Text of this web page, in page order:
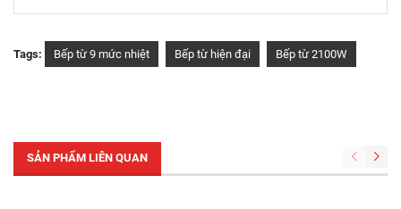
Tags: Bếp từ 9 mức nhiệt Bếp từ hiện đại Bếp từ 2100W
SẢN PHẨM LIÊN QUAN